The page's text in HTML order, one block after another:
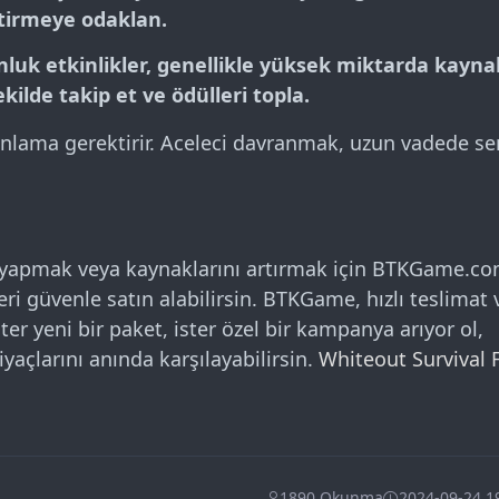
odaklan.
etkinlikler, genellikle yüksek miktarda
takip et ve ödülleri topla.
gerektirir. Aceleci davranmak, uzun vadede
veya kaynaklarını artırmak için
güvenle satın alabilirsin. BTKGame, hızlı teslimat
yeni bir paket, ister özel bir kampanya arıyor ol,
anında karşılayabilirsin.Whiteout Survival